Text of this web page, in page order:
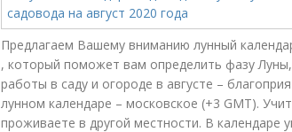
Предлагаем Вашему вниманию лунный
, который поможет вам определить фазу
работы в саду и огороде в августе –
лунном календаре – московское (+3 GMT).
проживаете в другой местности. В календаре